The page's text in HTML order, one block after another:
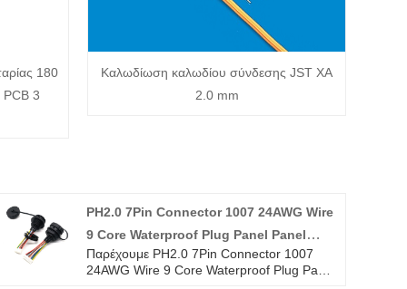
180
PCB 3
Καλωδίωση καλωδίου σύνδεσης JST XA
2.0 mm
PH2.0 7Pin Connector 1007 24AWG Wire
9 Core Waterproof Plug Panel Panel
Mounted Wiring Harnesses
Παρέχουμε PH2.0 7Pin Connector 1007
24AWG Wire 9 Core Waterproof Plug Panel